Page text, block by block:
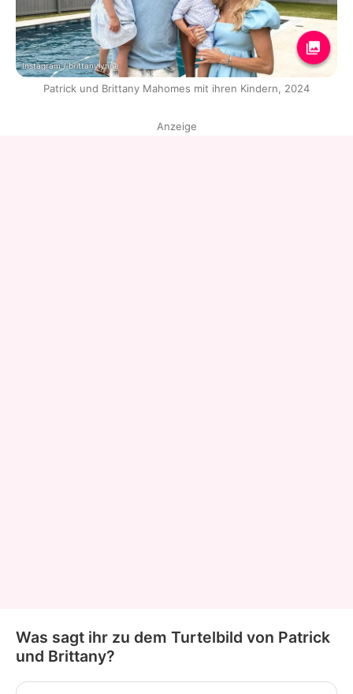
Instagram / brittanylynne
Patrick und Brittany Mahomes mit ihren Kindern, 2024
Anzeige
Was sagt ihr zu dem Turtelbild von Patrick
und Brittany?